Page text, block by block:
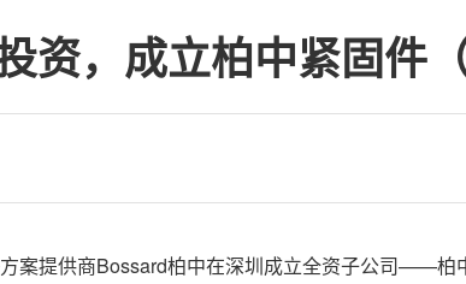
投资并购
能源化工与环保
马来西亚
资，成立柏中紧固件
案提供商Bossard柏中在深圳成立全资子公司——柏